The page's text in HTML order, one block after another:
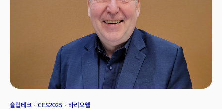
슬립테크 CES2025 바리오웰